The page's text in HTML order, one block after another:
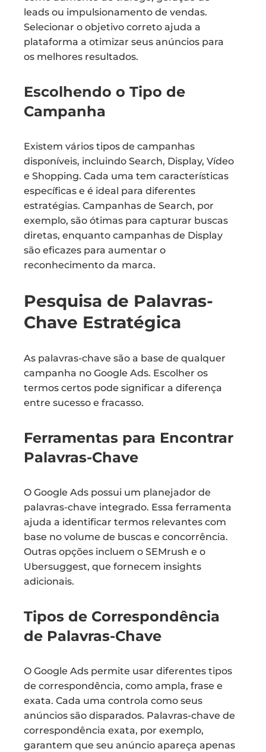
leads ou impulsionamento de vendas.
Selecionar o objetivo correto ajuda a
plataforma a otimizar seus anúncios para
os melhores resultados.
Escolhendo o Tipo de
Campanha
Existem vários tipos de campanhas
disponíveis, incluindo Search, Display, Vídeo
e Shopping. Cada uma tem características
específicas e é ideal para diferentes
estratégias. Campanhas de Search, por
exemplo, são ótimas para capturar buscas
diretas, enquanto campanhas de Display
são eficazes para aumentar o
reconhecimento da marca.
Pesquisa de Palavras-
Chave Estratégica
As palavras-chave são a base de qualquer
campanha no Google Ads. Escolher os
termos certos pode significar a diferença
entre sucesso e fracasso.
Ferramentas para Encontrar
Palavras-Chave
O Google Ads possui um planejador de
palavras-chave integrado. Essa ferramenta
ajuda a identificar termos relevantes com
base no volume de buscas e concorrência.
Outras opções incluem o SEMrush e o
Ubersuggest, que fornecem insights
adicionais.
Tipos de Correspondência
de Palavras-Chave
O Google Ads permite usar diferentes tipos
de correspondência, como ampla, frase e
exata. Cada uma controla como seus
anúncios são disparados. Palavras-chave de
correspondência exata, por exemplo,
garantem que seu anúncio apareça apenas